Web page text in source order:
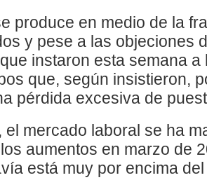
produce en medio de la
y pese a las objeciones
instaron esta semana a
que, según insistieron,
pérdida excesiva de
el mercado laboral se ha
aumentos en marzo de
está muy por encima